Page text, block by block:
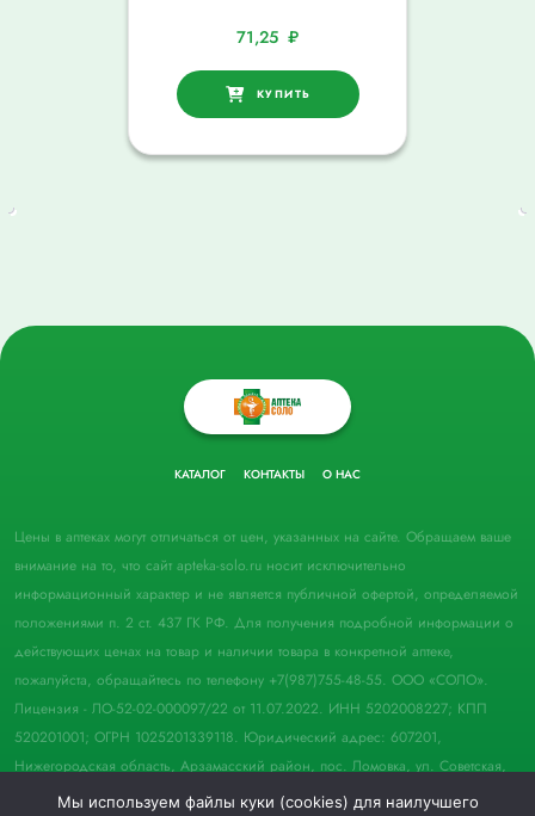
71,25 ₽
КУПИТЬ
КАТАЛОГ КОНТАКТЫ О НАС
Цены в аптеках могут отличаться от цен, указанных на сайте. Обращаем ваше
внимание на то, что сайт apteka-solo.ru носит исключительно
информационный характер и не является публичной офертой, определяемой
положениями п. 2 ст. 437 ГК РФ. Для получения подробной информации о
действующих ценах на товар и наличии товара в конкретной аптеке,
пожалуйста, обращайтесь по телефону +7(987)755-48-55. ООО «СОЛО».
Лицензия - ЛО-52-02-000097/22 от 11.07.2022. ИНН 5202008227; КПП
520201001; ОГРН 1025201339118. Юридический адрес: 607201,
Нижегородская область, Арзамасский район, пос. Ломовка, ул. Советская,
д. 33, пом. 21.
Мы используем файлы куки (cookies) для наилучшего